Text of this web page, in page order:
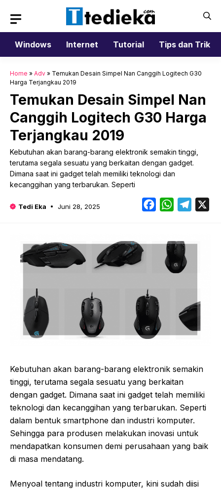
isi
Windows
Internet Tutorial Tips dan Trik
Home » Adv » Temukan Desain Simpel Nan Canggih Logitech G30
Harga Terjangkau 2019
Temukan Desain Simpel Nan
Canggih Logitech G30 Harga
Terjangkau 2019
Kebutuhan akan barang-barang elektronik semakin tinggi,
terutama segala sesuatu yang berkaitan dengan gadget.
Dimana saat ini gadget telah memiliki teknologi dan
kecanggihan yang terbarukan. Seperti
Tedi Eka Juni 28, 2025 FacebookWhatsApp
Kebutuhan akan barang-barang elektronik semakin
tinggi, terutama segala sesuatu yang berkaitan
dengan gadget. Dimana saat ini gadget telah memiliki
teknologi dan kecanggihan yang terbarukan. Seperti
dalam bentuk smartphone dan industri komputer.
Sehingga para produsen melakukan inovasi untuk
mendapatkan konsumen demi perusahaan yang baik
di masa mendatang.
Menyoal tentang industri komputer, kini sudah diisi